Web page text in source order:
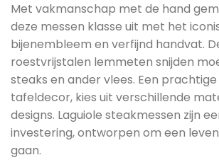
Met vakmanschap met de hand
deze messen klasse uit met het
bijenembleem en verfijnd handvat.
roestvrijstalen lemmeten snijden
steaks en ander vlees. Een
tafeldecor, kies uit verschillende
designs. Laguiole steakmessen zijn
investering, ontworpen om een
gaan.